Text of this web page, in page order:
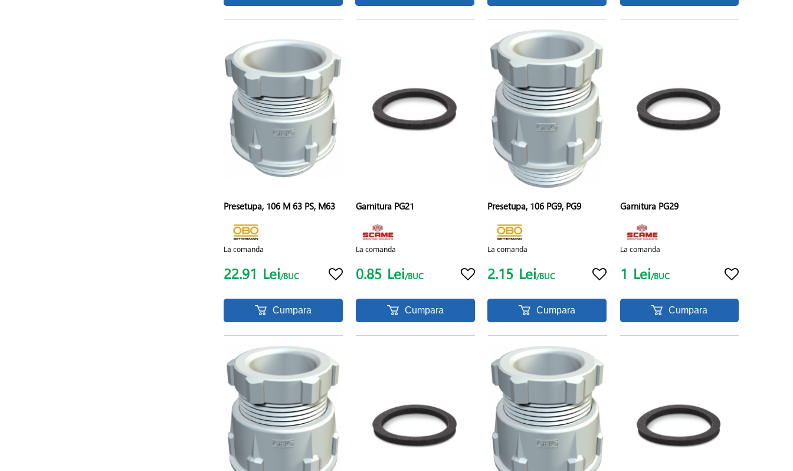
Presetupa, 106 M 63 PS, M63
La comanda
22.91 Lei/BUC
Cumpara
Garnitura PG21
La comanda
0.85 Lei/BUC
Cumpara
Presetupa, 106 PG9, PG9
La comanda
2.15 Lei/BUC
Cumpara
Garnitura PG29
La comanda
1 Lei/BUC
Cumpara